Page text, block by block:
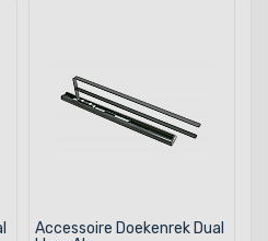
Accessoire Doekenrek Dual